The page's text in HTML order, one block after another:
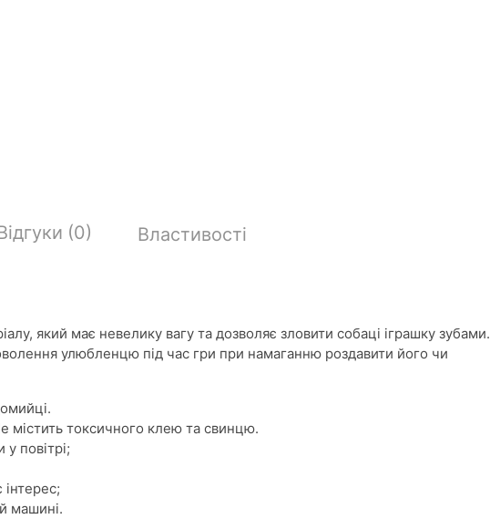
(0) Властивості
який має невелику вагу та дозволяє зловити собаці іграшку зубами.
улюбленцю під час гри при намаганню роздавити його чи
містить токсичного клею та свинцю.
повітрі;
машині.